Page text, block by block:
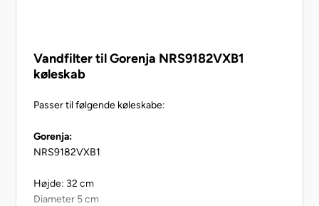
Vandfilter til Gorenja NRS9182VXB1
køleskab
Passer til følgende køleskabe:
Gorenja:
NRS9182VXB1
Højde: 32 cm
Diameter 5 cm